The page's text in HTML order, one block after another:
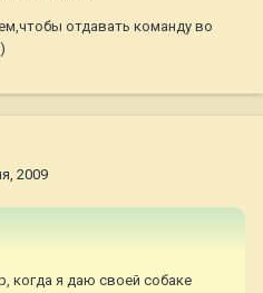
отдавать команду во
2009
когда я даю своей собаке